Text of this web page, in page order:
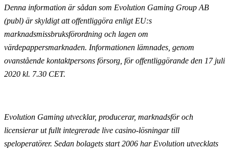
Denna information är sådan som Evolution Gaming Group AB
(publ) är skyldigt att offentliggöra enligt EU:s
marknadsmissbruksförordning och lagen om
värdepappersmarknaden. Informationen lämnades, genom
ovanstående kontaktpersons försorg, för offentliggörande den 17 juli
2020 kl. 7.30 CET.
Evolution Gaming utvecklar, producerar, marknadsför och
licensierar ut fullt integrerade live casino-lösningar till
speloperatörer. Sedan bolagets start 2006 har Evolution utvecklats